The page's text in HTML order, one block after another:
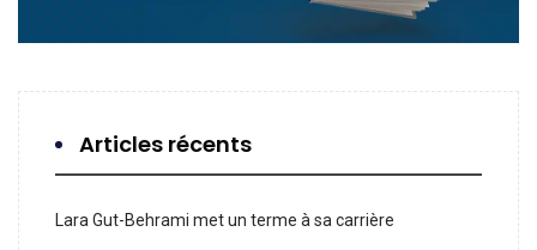
Articles récents
Lara Gut-Behrami met un terme à sa carrière